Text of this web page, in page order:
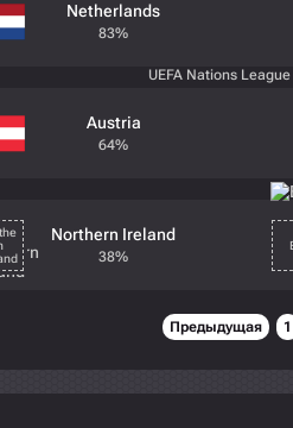
Netherlands
83%
Austria
64%
Northern Ireland
38%
Предыдущая 1